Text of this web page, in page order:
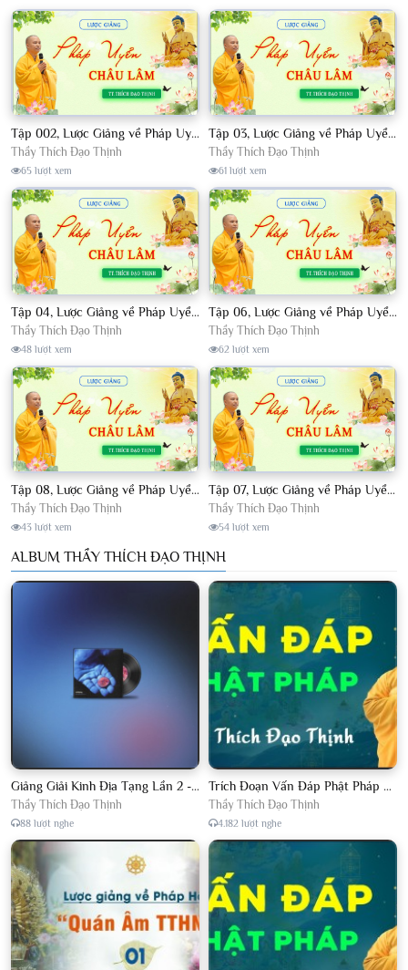
Tập 002, Lược Giảng về Pháp Uyển Châu Lâm, Chủ giảng TT. Thích Đạo Thịnh
Thầy Thích Đạo Thịnh
65 lượt xem
Tập 03, Lược Giảng về Pháp Uyển Châu Lâm, Chủ giảng TT Thích Đạo Thịnh
Thầy Thích Đạo Thịnh
61 lượt xem
Tập 04, Lược Giảng về Pháp Uyển Châu Lâm, Chủ giảng TT. Thích Đạo Thịnh
Thầy Thích Đạo Thịnh
48 lượt xem
Tập 06, Lược Giảng về Pháp Uyển Châu Lâm, Chủ giảng TT. Thích Đạo Thịnh
Thầy Thích Đạo Thịnh
62 lượt xem
Tập 08, Lược Giảng về Pháp Uyển Châu Lâm, Chủ giảng TT. Thích Đạo Thịnh.
Thầy Thích Đạo Thịnh
43 lượt xem
Tập 07, Lược Giảng về Pháp Uyển Châu Lâm, Chủ giảng TT Thích Đạo Thịnh
Thầy Thích Đạo Thịnh
54 lượt xem
ALBUM THẦY THÍCH ĐẠO THỊNH
Giảng Giải Kinh Địa Tạng Lần 2 - Thầy Thích Đạo Thịnh - Diệu Pháp Khai Tâm
Thầy Thích Đạo Thịnh
88 lượt nghe
Trích Đoạn Vấn Đáp Phật Pháp 2022
Thầy Thích Đạo Thịnh
4.182 lượt nghe